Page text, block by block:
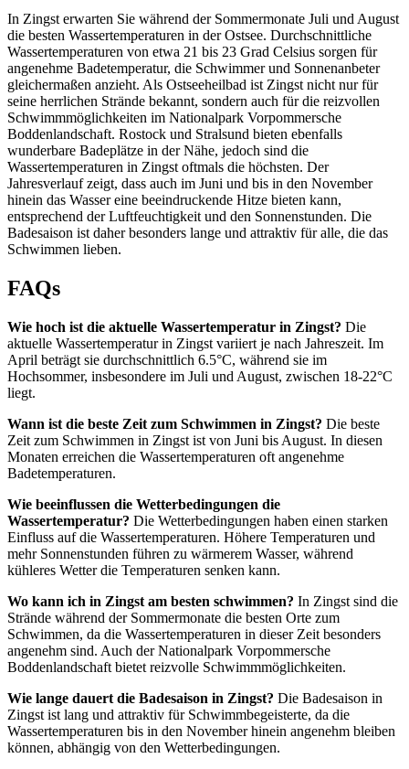
In Zingst erwarten Sie während der Sommermonate Juli und August
die besten Wassertemperaturen in der Ostsee. Durchschnittliche
Wassertemperaturen von etwa 21 bis 23 Grad Celsius sorgen für
angenehme Badetemperatur, die Schwimmer und Sonnenanbeter
gleichermaßen anzieht. Als Ostseeheilbad ist Zingst nicht nur für
seine herrlichen Strände bekannt, sondern auch für die reizvollen
Schwimmmöglichkeiten im Nationalpark Vorpommersche
Boddenlandschaft. Rostock und Stralsund bieten ebenfalls
wunderbare Badeplätze in der Nähe, jedoch sind die
Wassertemperaturen in Zingst oftmals die höchsten. Der
Jahresverlauf zeigt, dass auch im Juni und bis in den November
hinein das Wasser eine beeindruckende Hitze bieten kann,
entsprechend der Luftfeuchtigkeit und den Sonnenstunden. Die
Badesaison ist daher besonders lange und attraktiv für alle, die das
Schwimmen lieben.
FAQs
Wie hoch ist die aktuelle Wassertemperatur in Zingst? Die
aktuelle Wassertemperatur in Zingst variiert je nach Jahreszeit. Im
April beträgt sie durchschnittlich 6.5°C, während sie im
Hochsommer, insbesondere im Juli und August, zwischen 18-22°C
liegt.
Wann ist die beste Zeit zum Schwimmen in Zingst? Die beste
Zeit zum Schwimmen in Zingst ist von Juni bis August. In diesen
Monaten erreichen die Wassertemperaturen oft angenehme
Badetemperaturen.
Wie beeinflussen die Wetterbedingungen die
Wassertemperatur? Die Wetterbedingungen haben einen starken
Einfluss auf die Wassertemperaturen. Höhere Temperaturen und
mehr Sonnenstunden führen zu wärmerem Wasser, während
kühleres Wetter die Temperaturen senken kann.
Wo kann ich in Zingst am besten schwimmen? In Zingst sind die
Strände während der Sommermonate die besten Orte zum
Schwimmen, da die Wassertemperaturen in dieser Zeit besonders
angenehm sind. Auch der Nationalpark Vorpommersche
Boddenlandschaft bietet reizvolle Schwimmmöglichkeiten.
Wie lange dauert die Badesaison in Zingst? Die Badesaison in
Zingst ist lang und attraktiv für Schwimmbegeisterte, da die
Wassertemperaturen bis in den November hinein angenehm bleiben
können, abhängig von den Wetterbedingungen.